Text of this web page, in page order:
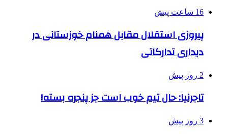
16 ساعت پیش
پیروزی استقلال مقابل همنام خوزستانی در
دیداری تدارکاتی
2 روز پیش
تاجرنیا: حال تیم خوب است جز پنجره بسته!
3 روز پیش